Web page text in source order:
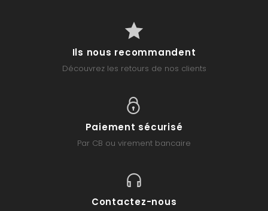
Ils nous recommandent
Découvrez les retours de nos clients
Paiement sécurisé
Par CB ou virement bancaire
Contactez-nous